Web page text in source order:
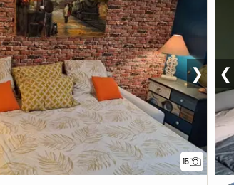
15
❯ ❮